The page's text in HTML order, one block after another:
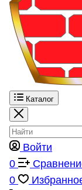
Каталог
Войти
0
0